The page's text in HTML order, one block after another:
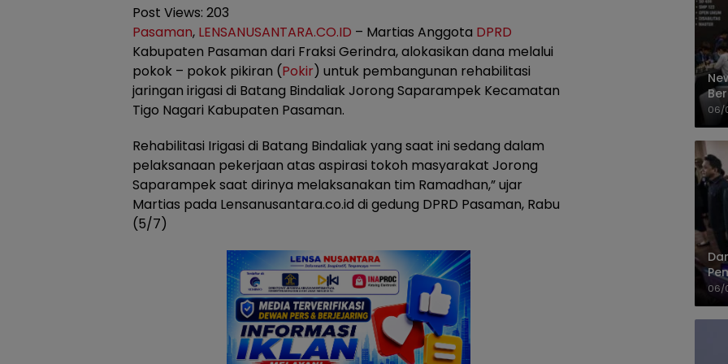
Post Views: 203
Pasaman, LENSANUSANTARA.CO.ID – Martias Anggota DPRD
Kabupaten Pasaman dari Fraksi Gerindra, alokasikan dana melalui
pokok – pokok pikiran (Pokir) untuk pembangunan rehabilitasi
jaringan irigasi di Batang Bindaliak Jorong Saparampek Kecamatan
Tigo Nagari Kabupaten Pasaman.
Rehabilitasi Irigasi di Batang Bindaliak yang saat ini sedang dalam
pelaksanaan pekerjaan atas aspirasi tokoh masyarakat Jorong
Saparampek saat dirinya melaksanakan tim Ramadhan,” ujar
Martias pada Lensanusantara.co.id di gedung DPRD Pasaman, Rabu
(5/7)
06/
06/